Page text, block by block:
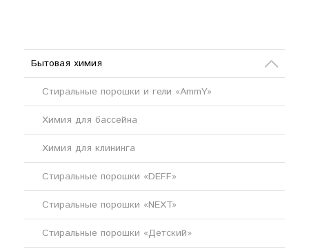
Бытовая химия
Стиральные порошки и гели «AmmY»
Химия для бассейна
Химия для клининга
Стиральные порошки «DEFF»
Стиральные порошки «NEXT»
Стиральные порошки «Детский»